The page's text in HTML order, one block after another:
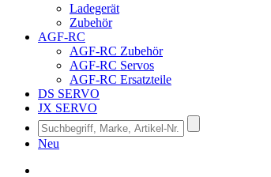
Ladegerät
Zubehör
AGF-RC
AGF-RC Zubehör
AGF-RC Servos
AGF-RC Ersatzteile
DS SERVO
JX SERVO
Neu